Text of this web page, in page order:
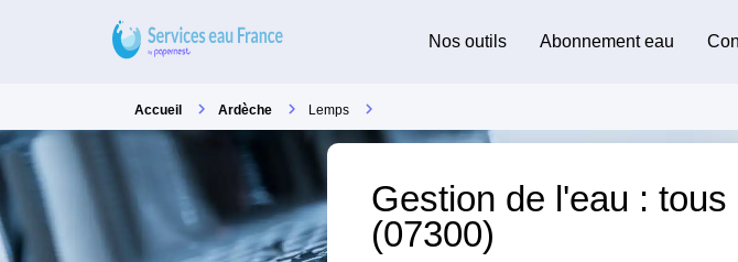
Nos outils Abonnement eau
Accueil Ardèche Lemps
Gestion de l'eau :
(07300)